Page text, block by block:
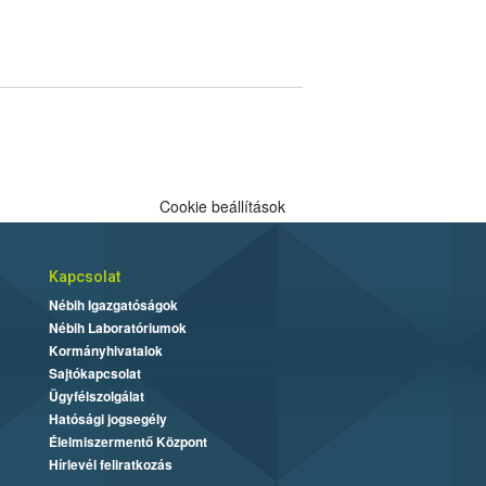
Cookie beállítások
Kapcsolat
Nébih Igazgatóságok
Nébih Laboratóriumok
Kormányhivatalok
Sajtókapcsolat
Ügyfélszolgálat
Hatósági jogsegély
Élelmiszermentő Központ
Hírlevél feliratkozás